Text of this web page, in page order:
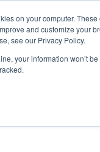
on your computer.
and customize your
see our Privacy Policy.
your information won’t
SOLUÇÕES